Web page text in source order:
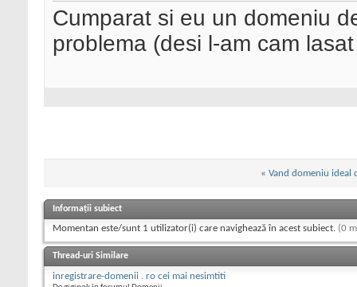
Cumparat si eu un domeniu
problema (desi l-am cam
« Vand domeniu ideal
Informații subiect
Momentan este/sunt 1 utilizator(i) care navighează în acest subiect. (0
Thread-uri Similare
inregistrare-domenii . ro cei mai nesimtiti